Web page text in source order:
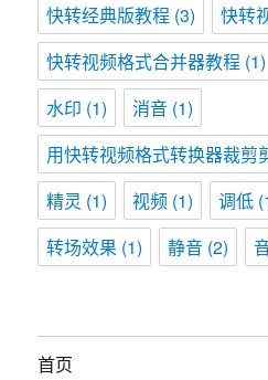
快转经典版教程 (3) 快转
快转视频格式合并器教程 (1)
水印 (1) 消音 (1)
用快转视频格式转换器裁剪
精灵 (1) 视频 (1) 调低
转场效果 (1) 静音 (2)
首页